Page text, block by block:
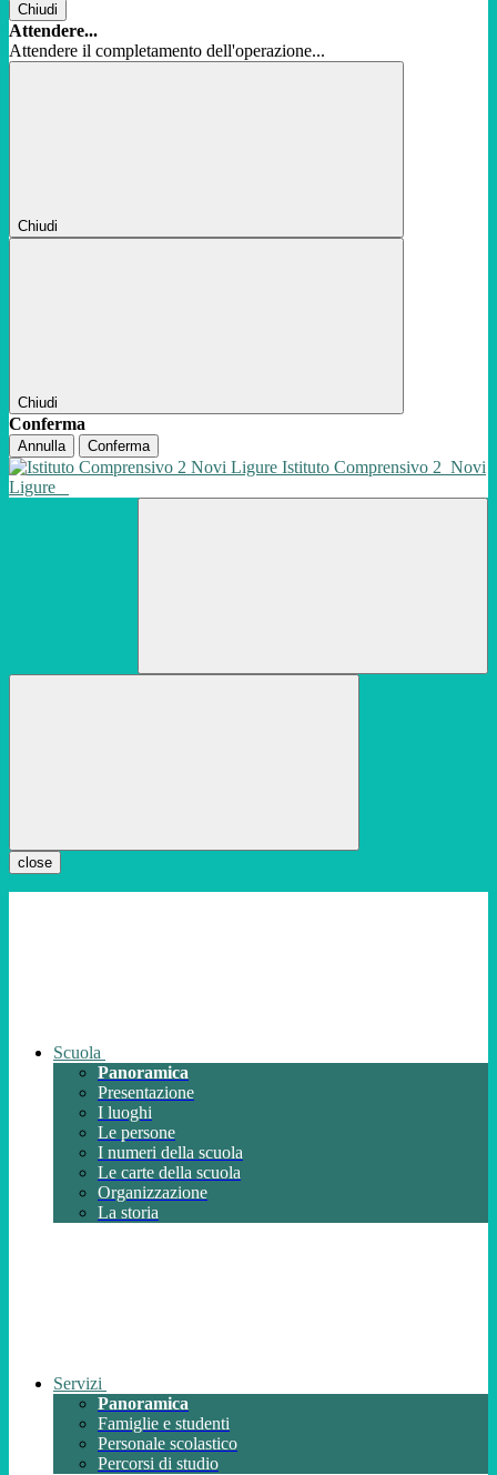
Chiudi
Attendere...
Attendere il completamento dell'operazione...
Chiudi
Chiudi
Conferma
Annulla Conferma
Istituto Comprensivo 2 Novi
Ligure
close
Scuola
Panoramica
Presentazione
I luoghi
Le persone
I numeri della scuola
Le carte della scuola
Organizzazione
La storia
Servizi
Panoramica
Famiglie e studenti
Personale scolastico
Percorsi di studio